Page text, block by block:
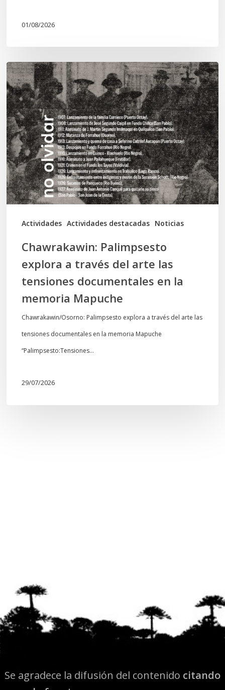
01/08/2026
Actividades Actividades destacadas Noticias
Chawrakawin:
Palimpsesto
explora
a
través
del
arte
las
tensiones
documentales
memoria
Mapuche
Chawrakawin: Palimpsesto
explora a través del arte las
tensiones documentales en la
memoria Mapuche
Chawrakawin/Osorno: Palimpsesto explora a través del arte las
tensiones documentales en la memoria Mapuche
“Palimpsesto:Tensiones…
29/07/2026
Se agradece la difusión del contenido citando